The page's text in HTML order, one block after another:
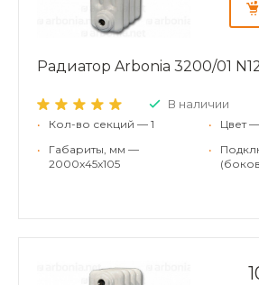
Радиатор Arbonia 3200/01
В наличии
•
Кол-во секций — 1
•
Габариты, мм —
2000x45x105
•
Цвет
•